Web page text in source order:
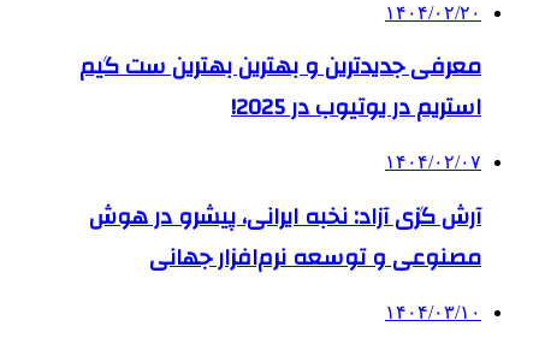
۱۴۰۴/۰۲/۲۰
معرفی جدیدترین و بهترین بهترین ست گیم
استریم در یوتیوب در 2025!
۱۴۰۴/۰۲/۰۷
آرش گزی آزاد: نخبه ایرانی، پیشرو در هوش
مصنوعی و توسعه نرم‌افزار جهانی
۱۴۰۴/۰۳/۱۰